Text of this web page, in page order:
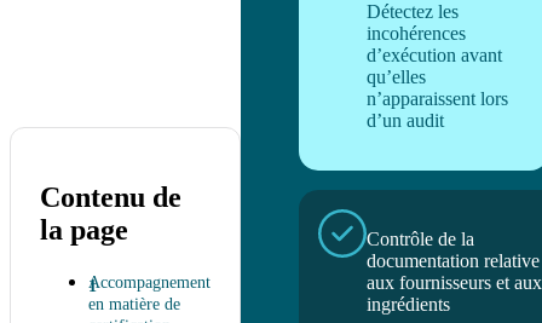
Contenu de
la page
Accompagnement
en matière de
Détectez les
incohérences
d’exécution avant
qu’elles
n’apparaissent lors
d’un audit
Contrôle de la
documentation relative
aux fournisseurs et aux
ingrédients